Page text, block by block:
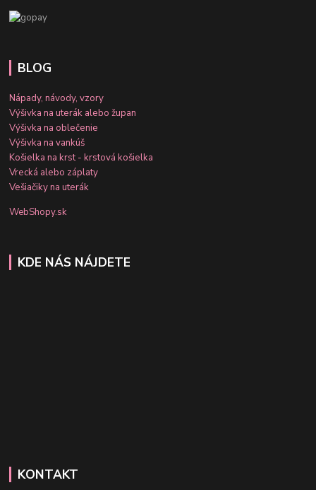
BLOG
Nápady, návody, vzory
Výšivka na uterák alebo župan
Výšivka na oblečenie
Výšivka na vankúš
Košielka na krst - krstová košielka
Vrecká alebo záplaty
Vešiačiky na uterák
WebShopy.sk
KDE NÁS NÁJDETE
KONTAKT